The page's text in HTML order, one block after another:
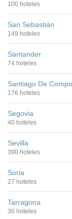
100 hoteles
San Sebastián
149 hoteles
Santander
74 hoteles
Santiago De
176 hoteles
Segovia
40 hoteles
Sevilla
390 hoteles
Soria
27 hoteles
Tarragona
30 hoteles